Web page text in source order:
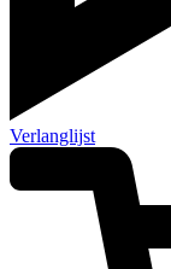
Verlanglijst